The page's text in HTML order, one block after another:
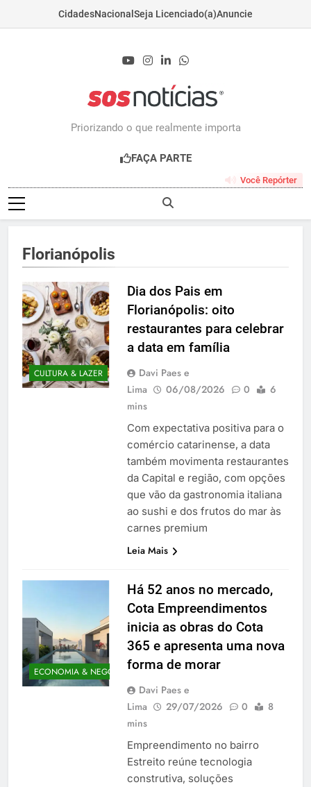
CidadesNacional Seja Licenciado(a)Anuncie
Priorizando o que realmente importa
FAÇA PARTE
Você Repórter
Florianópolis
CULTURA & LAZER
Dia dos Pais em
Florianópolis: oito
restaurantes para celebrar
a data em família
Davi Paes e
Lima
06/08/2026 0
6
mins
Com expectativa positiva para o
comércio catarinense, a data
também movimenta restaurantes
da Capital e região, com opções
que vão da gastronomia italiana
ao sushi e dos frutos do mar às
carnes premium
Leia Mais
ECONOMIA & NEGÓCIOS
Há 52 anos no mercado,
Cota Empreendimentos
inicia as obras do Cota
365 e apresenta uma nova
forma de morar
Davi Paes e
Lima
29/07/2026 0
8
mins
Empreendimento no bairro
Estreito reúne tecnologia
construtiva, soluções